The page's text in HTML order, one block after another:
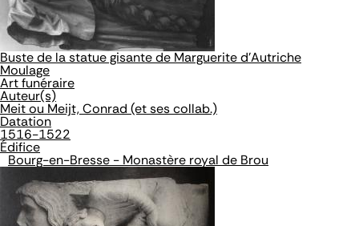
Buste de la statue gisante de Marguerite d'Autriche
Moulage
Art funéraire
Auteur(s)
Meit ou Meijt, Conrad (et ses collab.)
Datation
1516-1522
Édifice
Bourg-en-Bresse - Monastère royal de Brou